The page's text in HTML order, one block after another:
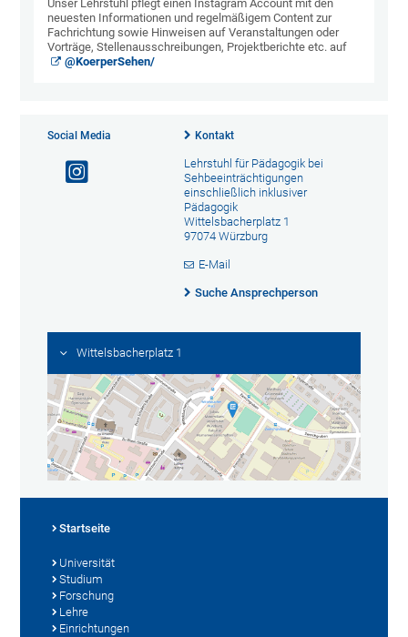
Unser Lehrstuhl pflegt einen Instagram Account mit den
neuesten Informationen und regelmäßigem Content zur
Fachrichtung sowie Hinweisen auf Veranstaltungen oder
Vorträge, Stellenausschreibungen, Projektberichte etc. auf
@KoerperSehen/
Social Media Kontakt
Lehrstuhl für Pädagogik bei
Sehbeeinträchtigungen
einschließlich inklusiver
Pädagogik
Wittelsbacherplatz 1
97074 Würzburg
E-Mail
Suche Ansprechperson
Wittelsbacherplatz 1
Startseite
Universität
Studium
Forschung
Lehre
Einrichtungen